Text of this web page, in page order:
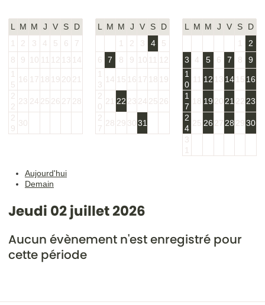
L M M J V S
D
1
2 3 4 5 6
7
8
9 10 11 12 13 14
1
5
16 17 18 19 20 21
2
2
23 24 25 26 27 28
2
9
30
L M M J V S
D
1
2 3 4
5
6
7 8 9 10 11 12
1
3
14 15 16 17 18 19
2
0
21 22 23 24 25 26
2
7
28 29 3031
L M M J V S
D
1
2
3
4 5 6 7 8
9
1
0
11 12 13 14 15 16
1
7
18 19 20 21 22 23
2
4
25 26 27 28 2930
3
1
Aujourd'hui
Demain
Jeudi 02 juillet 2026
Aucun évènement n'est enregistré pour
cette période